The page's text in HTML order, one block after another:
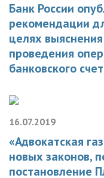
Банк России
рекомендации
целях
проведения
банковского
16.07.2019
«Адвокатская
новых законов,
постановление